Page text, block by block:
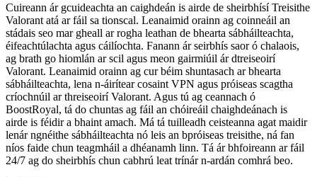
Cuireann ár gcuideachta an caighdeán is airde de sheirbhísí Treisithe
Valorant atá ar fáil sa tionscal. Leanaimid orainn ag coinneáil an
stádais seo mar gheall ar rogha leathan de bhearta sábháilteachta,
éifeachtúlachta agus cáilíochta. Fanann ár seirbhís saor ó chalaois,
ag brath go hiomlán ar scil agus meon gairmiúil ár dtreiseoirí
Valorant. Leanaimid orainn ag cur béim shuntasach ar bhearta
sábháilteachta, lena n-áirítear cosaint VPN agus próiseas scagtha
críochnúil ar threiseoirí Valorant. Agus tú ag ceannach ó
BoostRoyal, tá do chuntas ag fáil an chóireáil chaighdeánach is
airde is féidir a bhaint amach. Má tá tuilleadh ceisteanna agat maidir
lenár ngnéithe sábháilteachta nó leis an bpróiseas treisithe, ná fan
níos faide chun teagmháil a dhéanamh linn. Tá ár bhfoireann ar fáil
24/7 ag do sheirbhís chun cabhrú leat trínár n-ardán comhrá beo.